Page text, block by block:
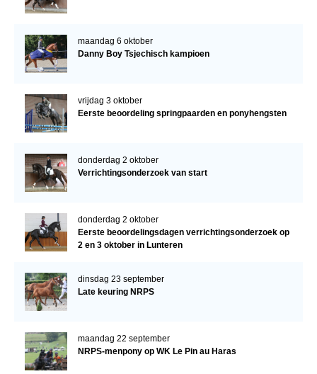
maandag 6 oktober
Danny Boy Tsjechisch kampioen
vrijdag 3 oktober
Eerste beoordeling springpaarden en ponyhengsten
donderdag 2 oktober
Verrichtingsonderzoek van start
donderdag 2 oktober
Eerste beoordelingsdagen verrichtingsonderzoek op
2 en 3 oktober in Lunteren
dinsdag 23 september
Late keuring NRPS
maandag 22 september
NRPS-menpony op WK Le Pin au Haras